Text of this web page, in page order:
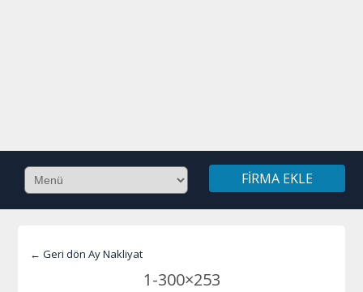
FIRMA EKLE
← Geri dön Ay Nakliyat
1-300×253